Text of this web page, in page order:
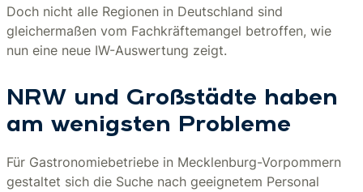
Doch nicht alle Regionen in Deutschland sind
gleichermaßen vom Fachkräftemangel betroffen, wie
nun eine neue IW-Auswertung zeigt.
NRW und Großstädte haben
am wenigsten Probleme
Für Gastronomiebetriebe in Mecklenburg-Vorpommern
gestaltet sich die Suche nach geeignetem Personal